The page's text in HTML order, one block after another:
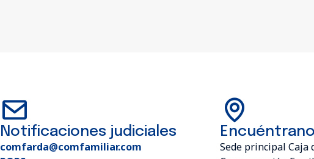
Notificaciones judiciales
comfarda@comfamiliar.com
Sede principal Caja